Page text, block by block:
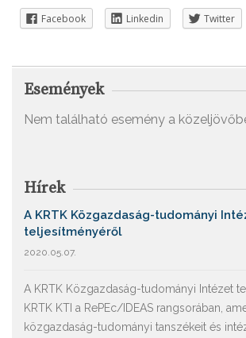
Facebook Linkedin Twitter
Események
Nem található esemény a
Hírek
A KRTK Közgazdaság-tudományi
teljesítményéről
2020.05.07.
A KRTK Közgazdaság-tudományi Intézet
KRTK KTI a RePEc/IDEAS rangsorában,
közgazdaság-tudományi tanszékeit és